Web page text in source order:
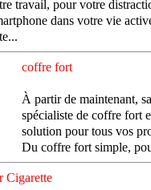
travail, pour votre
dans votre vie
coffre fort
À partir de maintenant,
spécialiste de coffre fort
solution pour tous vos
Du coffre fort simple,
Cigarette